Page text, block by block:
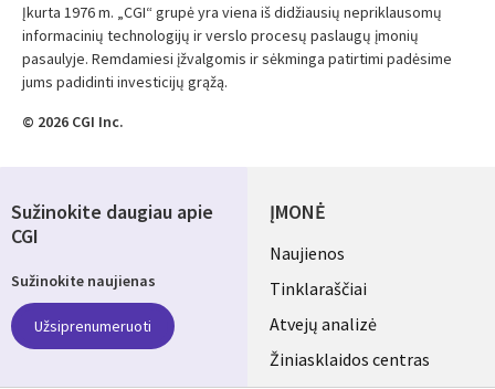
Įkurta 1976 m. „CGI“ grupė yra viena iš didžiausių nepriklausomų
informacinių technologijų ir verslo procesų paslaugų įmonių
pasaulyje. Remdamiesi įžvalgomis ir sėkminga patirtimi padėsime
jums padidinti investicijų grąžą.
© 2026 CGI Inc.
ĮMONĖ
Useful
links
LITHUANIA
Naujienos
Tinklaraščiai
Atvejų analizė
Žiniasklaidos centras
Sužinokite daugiau apie
CGI
Sužinokite naujienas
Užsiprenumeruoti